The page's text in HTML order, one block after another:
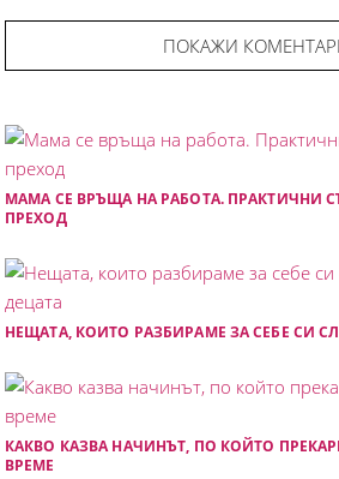
ПОКАЖИ
МАМА СЕ ВРЪЩА НА РАБОТА. ПРАКТИЧНИ
ПРЕХОД
НЕЩАТА, КОИТО РАЗБИРАМЕ ЗА СЕБЕ СИ
КАКВО КАЗВА НАЧИНЪТ, ПО КОЙТО
ВРЕМЕ